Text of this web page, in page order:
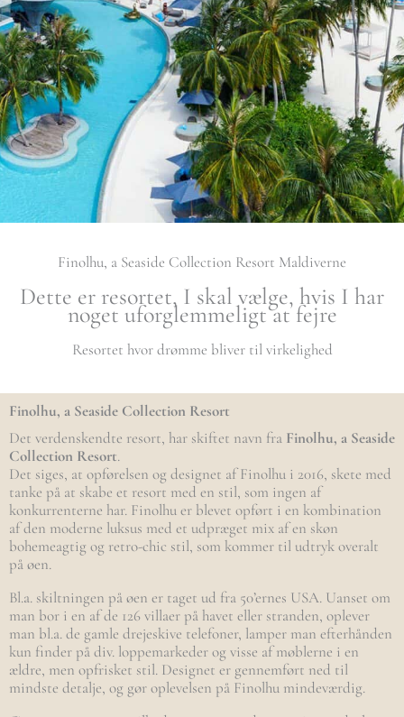
Finolhu, a Seaside Collection Resort Maldiverne
Dette er resortet, I skal vælge, hvis I har
noget uforglemmeligt at fejre
Resortet hvor drømme bliver til virkelighed
Finolhu, a Seaside Collection Resort
Det verdenskendte resort, har skiftet navn fra Finolhu, a Seaside
Collection Resort.
Det siges, at opførelsen og designet af Finolhu i 2016, skete med
tanke på at skabe et resort med en stil, som ingen af
konkurrenterne har. Finolhu er blevet opført i en kombination
af den moderne luksus med et udpræget mix af en skøn
bohemeagtig og retro-chic stil, som kommer til udtryk overalt
på øen.
Bl.a. skiltningen på øen er taget ud fra 50’ernes USA. Uanset om
man bor i en af de 126 villaer på havet eller stranden, oplever
man bl.a. de gamle drejeskive telefoner, lamper man efterhånden
kun finder på div. loppemarkeder og visse af møblerne i en
ældre, men opfrisket stil. Designet er gennemført ned til
mindste detalje, og gør oplevelsen på Finolhu mindeværdig.